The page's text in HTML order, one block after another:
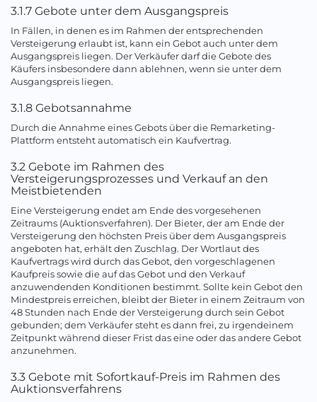
3.1.7 Gebote unter dem Ausgangspreis
In Fällen, in denen es im Rahmen der entsprechenden
Versteigerung erlaubt ist, kann ein Gebot auch unter dem
Ausgangspreis liegen. Der Verkäufer darf die Gebote des
Käufers insbesondere dann ablehnen, wenn sie unter dem
Ausgangspreis liegen.
3.1.8 Gebotsannahme
Durch die Annahme eines Gebots über die Remarketing-
Plattform entsteht automatisch ein Kaufvertrag.
3.2 Gebote im Rahmen des
Versteigerungsprozesses und Verkauf an den
Meistbietenden
Eine Versteigerung endet am Ende des vorgesehenen
Zeitraums (Auktionsverfahren). Der Bieter, der am Ende der
Versteigerung den höchsten Preis über dem Ausgangspreis
angeboten hat, erhält den Zuschlag. Der Wortlaut des
Kaufvertrags wird durch das Gebot, den vorgeschlagenen
Kaufpreis sowie die auf das Gebot und den Verkauf
anzuwendenden Konditionen bestimmt. Sollte kein Gebot den
Mindestpreis erreichen, bleibt der Bieter in einem Zeitraum von
48 Stunden nach Ende der Versteigerung durch sein Gebot
gebunden; dem Verkäufer steht es dann frei, zu irgendeinem
Zeitpunkt während dieser Frist das eine oder das andere Gebot
anzunehmen.
3.3 Gebote mit Sofortkauf-Preis im Rahmen des
Auktionsverfahrens